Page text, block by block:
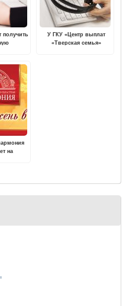
получить
У ГКУ «Центр выплат
«Тверская семья»
на